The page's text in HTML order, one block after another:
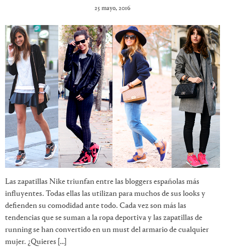
25 mayo, 2016
Las zapatillas Nike triunfan entre las bloggers españolas más
influyentes. Todas ellas las utilizan para muchos de sus looks y
defienden su comodidad ante todo. Cada vez son más las
tendencias que se suman a la ropa deportiva y las zapatillas de
running se han convertido en un must del armario de cualquier
mujer. ¿Quieres […]